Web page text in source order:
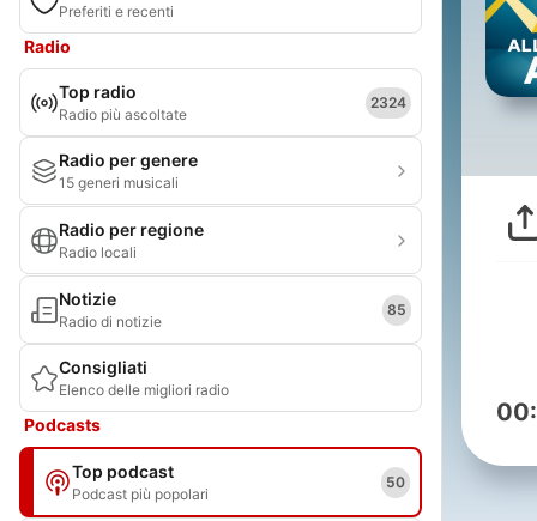
Preferiti e recenti
Radio
Top radio
Radio più ascoltate
2324
Radio per genere
15 generi musicali
Radio per regione
Radio locali
Notizie
Radio di notizie
85
Consigliati
Elenco delle migliori radio
Podcasts
Top podcast
Podcast più popolari
50